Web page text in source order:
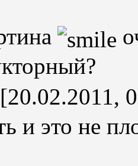
[20.02.2011,
и это не